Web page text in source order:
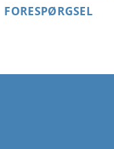
FORESPØRGSEL